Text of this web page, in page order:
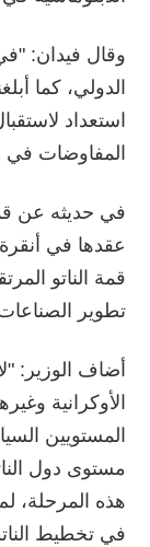
وقال فيدان:
الدولي، كما
استعداد
المفاوضات في
في حديثه عن
قمة الناتو
تطوير
أضاف الوزير:
الأوكرانية
المستويين
مستوى دول
هذه المرحلة،
في تخطيط